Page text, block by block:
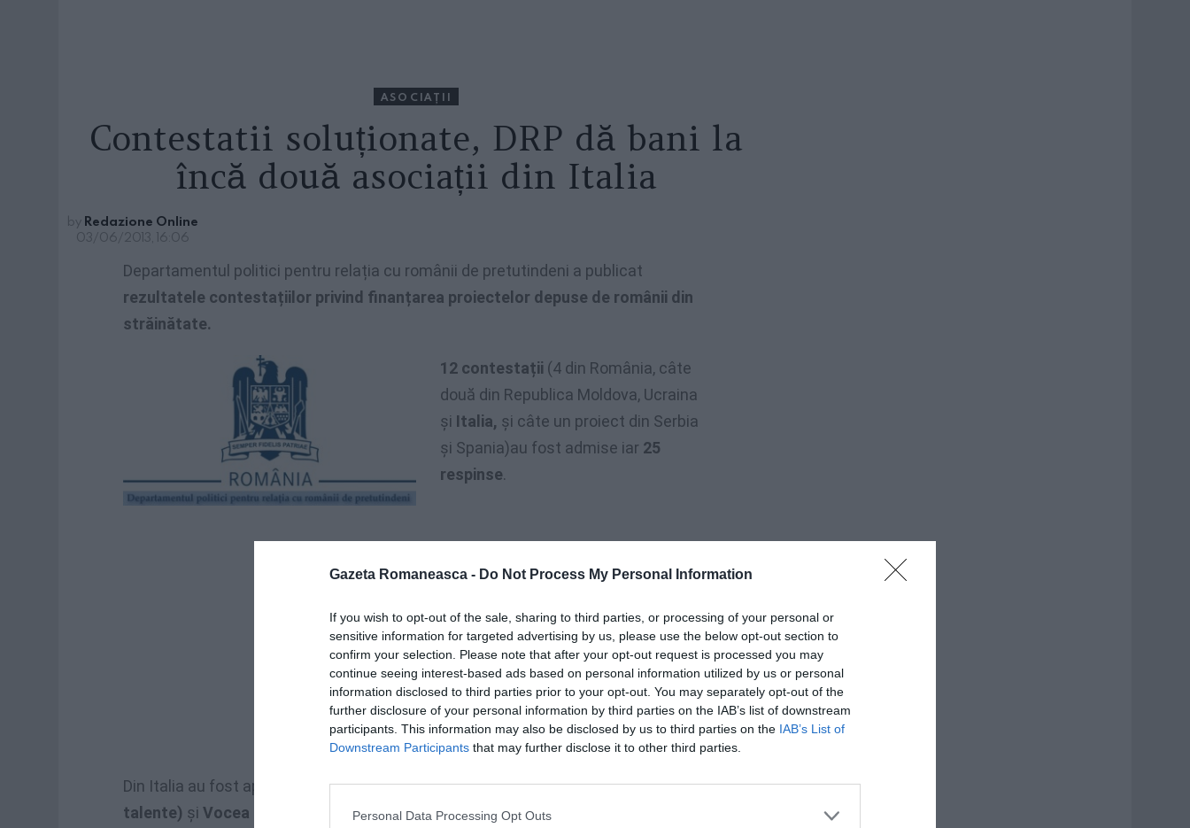
Gazeta Romaneasca - Do Not Process My Personal Information
If you wish to opt-out of the sale, sharing to third parties, or processing of your personal or
sensitive information for targeted advertising by us, please use the below opt-out section to
confirm your selection. Please note that after your opt-out request is processed you may
continue seeing interest-based ads based on personal information utilized by us or personal
information disclosed to third parties prior to your opt-out. You may separately opt-out of the
further disclosure of your personal information by third parties on the IAB’s list of downstream
participants. This information may also be disclosed by us to third parties on the IAB’s List of
Downstream Participants that may further disclose it to other third parties.
Personal Data Processing Opt Outs
ASOCIAŢII
Contestatii soluționate, DRP dă bani la
încă două asociații din Italia
by Redazione Online
03/06/2013, 16:06
Departamentul politici pentru relația cu românii de pretutindeni a publicat
rezultatele contestațiilor privind finanțarea proiectelor depuse de românii din
străinătate.
12 contestații (4 din România, câte
două din Republica Moldova, Ucraina
și Italia, și câte un proiect din Serbia
și Spania)au fost admise iar 25
respinse.
Din Italia au fost aprobate proiectele asociațiilorProPatria ( Festivalul tinerelor
talente) și Vocea Românilor (1 Decembrie, Ziua Națională a României)